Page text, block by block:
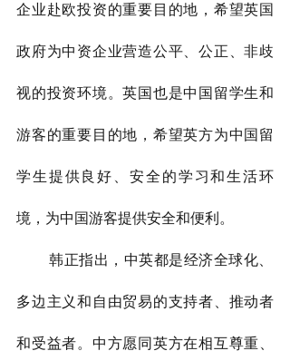
企业赴欧投资的重要目的地，希望英国
政府为中资企业营造公平、公正、非歧
视的投资环境。英国也是中国留学生和
游客的重要目的地，希望英方为中国留
学生提供良好、安全的学习和生活环
境，为中国游客提供安全和便利。
        韩正指出，中英都是经济全球化、
多边主义和自由贸易的支持者、推动者
和受益者。中方愿同英方在相互尊重、